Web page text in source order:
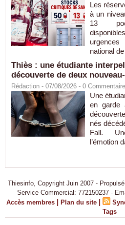
Les
à un
13
national
Thiès : une étudiante
découverte de deux
Rédaction - 07/08/2026 - 0 Commentaire
Une
en garde
nés
Fall.
l’émotion
Thiesinfo, Copyright Juin 2007 -
Service Commercial: 772150237 -
Accès membres | Plan du site |
Tags